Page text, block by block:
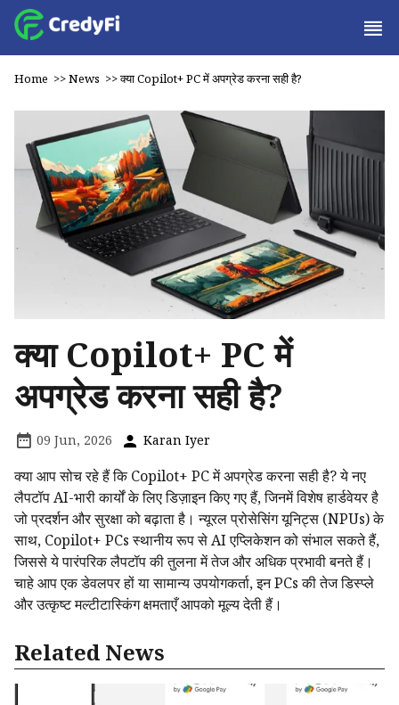
Home >>News >>क्या Copilot+ PC में अपग्रेड करना सही है?
क्या Copilot+ PC में
अपग्रेड करना सही है?
09 Jun, 2026 Karan Iyer
क्या आप सोच रहे हैं कि Copilot+ PC में अपग्रेड करना सही है? ये नए
लैपटॉप AI-भारी कार्यों के लिए डिज़ाइन किए गए हैं, जिनमें विशेष हार्डवेयर है
जो प्रदर्शन और सुरक्षा को बढ़ाता है। न्यूरल प्रोसेसिंग यूनिट्स (NPUs) के
साथ, Copilot+ PCs स्थानीय रूप से AI एप्लिकेशन को संभाल सकते हैं,
जिससे ये पारंपरिक लैपटॉप की तुलना में तेज और अधिक प्रभावी बनते हैं।
चाहे आप एक डेवलपर हों या सामान्य उपयोगकर्ता, इन PCs की तेज डिस्प्ले
और उत्कृष्ट मल्टीटास्किंग क्षमताएँ आपको मूल्य देती हैं।
Related News